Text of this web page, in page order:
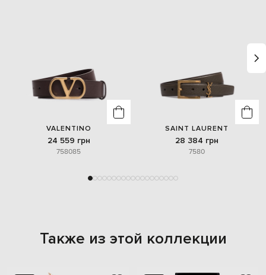
VALENTINO
24 559 грн
758085
SAINT LAURENT
28 384 грн
7580
Также из этой коллекции